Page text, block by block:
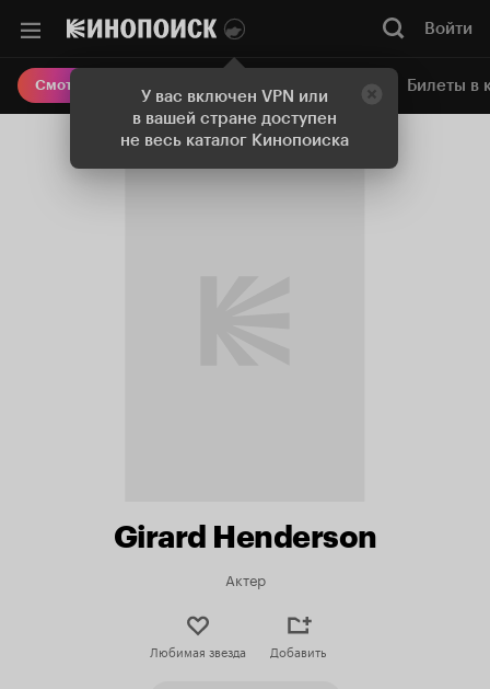
У вас включен VPN или
в вашей стране доступен
не весь каталог Кинопоиска
Войти
Смотреть кино Онлайн-кинотеатр Билеты в
Girard Henderson
Актер
Любимая звезда Добавить